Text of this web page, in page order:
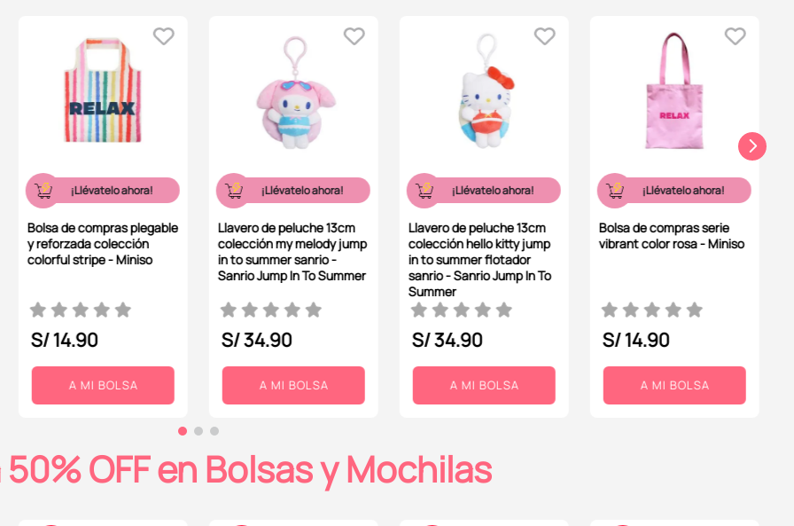
¡Llévatelo ahora!
Bolsa de compras plegable
y reforzada colección
colorful stripe - Miniso
S/14.90
A MI BOLSA
¡Llévatelo ahora!
Llavero de peluche 13cm
colección my melody jump
in to summer sanrio -
Sanrio Jump In To Summer
S/34.90
A MI BOLSA
¡Llévatelo ahora!
Llavero de peluche 13cm
colección hello kitty jump
in to summer flotador
sanrio - Sanrio Jump In To
Summer
S/34.90
A MI BOLSA
¡Llévatelo ahora!
Bolsa de compras serie
vibrant color rosa - Miniso
S/14.90
A MI BOLSA
OFF en Bolsas y Mochilas